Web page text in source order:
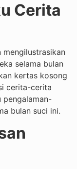
Cerita
mengilustrasikan
selama bulan
kertas kosong
cerita-cerita
pengalaman-
bulan suci ini.